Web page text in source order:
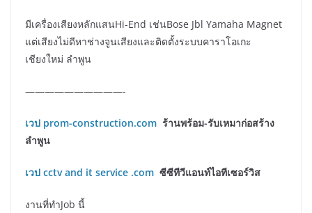
มีเครื่องเสียงหลักแสนHi-End เช่นBose Jbl Yamaha Magnet
แต่เสียงไม่ดีหาช่างจูนเสียงและติดตั้งระบบคาราโอเกะ
เชียงใหม่ ลำพูน
——————————-
เวป prom-construction.com ร้านพร้อม-รับเหมาก่อสร้าง
ลำพูน
เวป cctv and it service .com ซีซีทีวีแอนท์ไอทีเซอร์วิส
งานที่ทำJob นี้